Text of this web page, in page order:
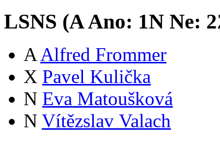
LSNS (AAno: 1N Ne: 2
A Alfred Frommer
X Pavel Kulička
N Eva Matoušková
N Vítězslav Valach